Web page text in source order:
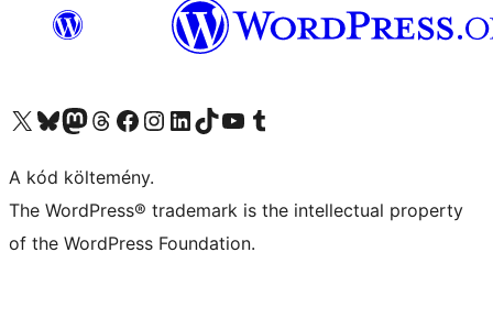
Visit our X (formerly Twitter) account
Visit our Bluesky account
Twitter csatornánk
Visit our Threads account
Facebook oldalunk megtekintése
Visit our Instagram account
Visit our LinkedIn account
Visit our TikTok account
Visit our YouTube channel
Visit our Tumblr account
A kód költemény.
The WordPress® trademark is the intellectual property
of the WordPress Foundation.